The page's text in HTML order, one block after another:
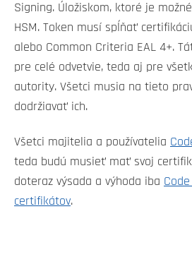
Signing. Úložiskom, ktoré je
HSM. Token musí spĺňať
alebo Common Criteria EAL 4+.
pre celé odvetvie, teda aj pre
autority. Všetci musia na tieto
dodržiavať ich.
Všetci majitelia a používatelia
teda budú musieť mať svoj
doteraz výsada a výhoda iba
certifikátov.